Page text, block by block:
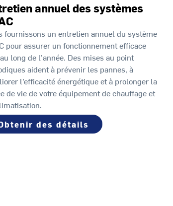
annuel des systèmes
fournissons un entretien annuel du système
pour assurer un fonctionnement efficace
long de l’année. Des mises au point
aident à prévenir les pannes, à
l’efficacité énergétique et à prolonger la
de vie de votre équipement de chauffage et
des détails